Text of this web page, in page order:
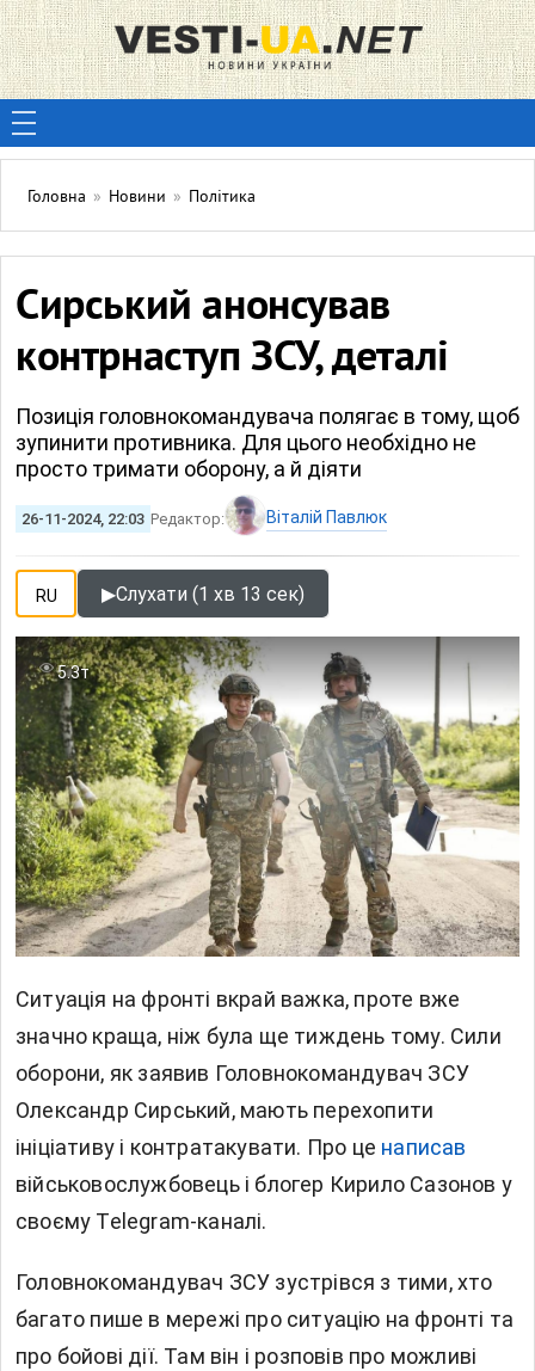
Головна » Новини » Політика
Сирський анонсував
контрнаступ ЗСУ, деталі
Позиція головнокомандувача полягає в тому, щоб
зупинити противника. Для цього необхідно не
просто тримати оборону, а й діяти
26-11-2024, 22:03 Редактор: Віталій Павлюк
RU ▶Слухати (1 хв 13 сек)
5.3т
Ситуація на фронті вкрай важка, проте вже
значно краща, ніж була ще тиждень тому. Сили
оборони, як заявив Головнокомандувач ЗСУ
Олександр Сирський, мають перехопити
ініціативу і контратакувати. Про це написав
військовослужбовець і блогер Кирило Сазонов у
своєму Telegram-каналі.
Головнокомандувач ЗСУ зустрівся з тими, хто
багато пише в мережі про ситуацію на фронті та
про бойові дії. Там він і розповів про можливі